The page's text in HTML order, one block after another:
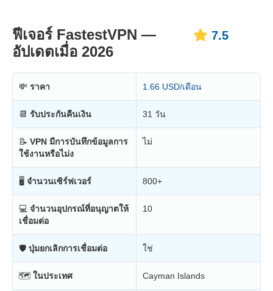
ฟีเจอร์ FastestVPN —
อัปเดตเมื่อ 2026
7.5
💸 ราคา 1.66 USD/เดือน
📆 รับประกันคืนเงิน 31 วัน
📝 VPN มีการบันทึกข้อมูลการ
ใช้งานหรือไม่ง
ไม่
🖥 จำนวนเซิร์ฟเวอร์ 800+
💻 จำนวนอุปกรณ์ที่อนุญาตให้
เชื่อมต่อ
10
🛡 ปุ่มยกเลิกการเชื่อมต่อ ใช่
🗺 ในประเทศ Cayman Islands